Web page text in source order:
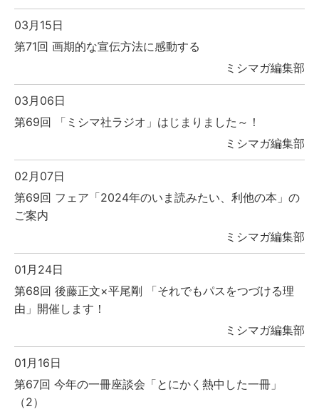
03月15日
第71回 画期的な宣伝方法に感動する
ミシマガ編集部
03月06日
第69回 「ミシマ社ラジオ」はじまりました～！
ミシマガ編集部
02月07日
第69回 フェア「2024年のいま読みたい、利他の本」の
ご案内
ミシマガ編集部
01月24日
第68回 後藤正文×平尾剛 「それでもパスをつづける理
由」開催します！
ミシマガ編集部
01月16日
第67回 今年の一冊座談会「とにかく熱中した一冊」
（2）